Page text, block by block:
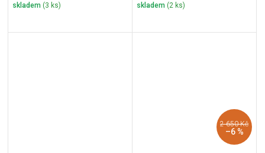
skladem (3 ks) skladem (2 ks)
2 650 Kč
–6 %